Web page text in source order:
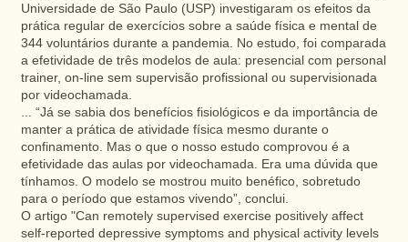
Universidade de São Paulo (USP) investigaram os efeitos da
prática regular de exercícios sobre a saúde física e mental de
344 voluntários durante a pandemia. No estudo, foi comparada
a efetividade de três modelos de aula: presencial com personal
trainer, on-line sem supervisão profissional ou supervisionada
por videochamada.
... “Já se sabia dos benefícios fisiológicos e da importância de
manter a prática de atividade física mesmo durante o
confinamento. Mas o que o nosso estudo comprovou é a
efetividade das aulas por videochamada. Era uma dúvida que
tínhamos. O modelo se mostrou muito benéfico, sobretudo
para o período que estamos vivendo”, conclui.
O artigo "Can remotely supervised exercise positively affect
self-reported depressive symptoms and physical activity levels